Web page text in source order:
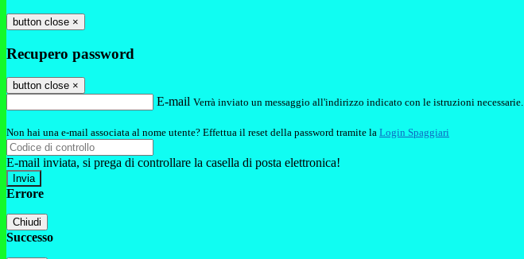
button close ×
Recupero password
button close ×
E-mail Verrà inviato un messaggio all'indirizzo indicato con le istruzioni necessarie.
Non hai una e-mail associata al nome utente? Effettua il reset della password tramite la Login Spaggiari
E-mail inviata, si prega di controllare la casella di posta elettronica!
Errore
Chiudi
Successo